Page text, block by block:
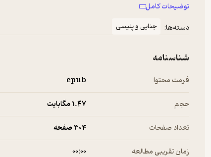
‌درباره‌ی کتابدروازه سرنوشت اثر آگاتا کریستی
انگلستان منتشر شد. چند ماه بعد این کتاب در آمریکا نیز چاپ شد.
این کتاب یکی از داستان‌های تامی و تامپنس است و آخرین داستان
داستانی است که آگاتا کریستی پیش از مرگش نوشت. البته
منتشر نشده‌ بودند بعد از این کتاب چاپ شدند.
توضیحات کامل
دسته‌ها:
جنایی و پلیسی
شناسنامه
فرمت محتوا epub
حجم 1.۴۷ مگابایت
تعداد صفحات 304 صفحه
زمان تقریبی مطالعه ۰۰:۰۰